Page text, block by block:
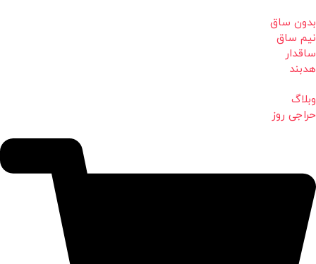
بدون ساق
نیم ساق
ساقدار
هدبند
وبلاگ
حراجی روز